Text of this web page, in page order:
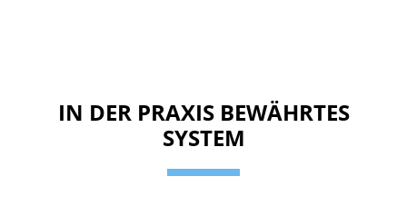
IN DER PRAXIS BEWÄHRTES
SYSTEM